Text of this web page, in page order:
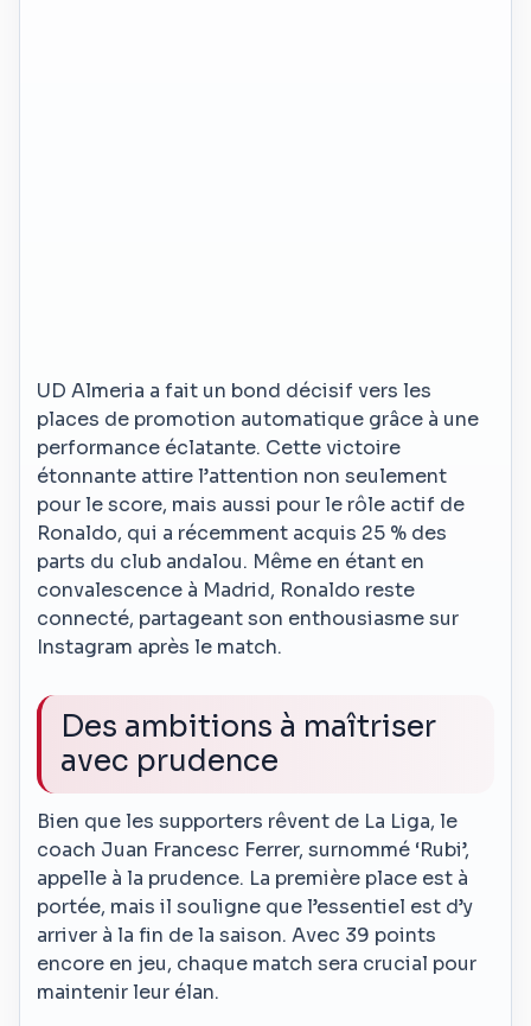
UD Almeria a fait un bond décisif vers les
places de promotion automatique grâce à une
performance éclatante. Cette victoire
étonnante attire l’attention non seulement
pour le score, mais aussi pour le rôle actif de
Ronaldo, qui a récemment acquis 25 % des
parts du club andalou. Même en étant en
convalescence à Madrid, Ronaldo reste
connecté, partageant son enthousiasme sur
Instagram après le match.
Des ambitions à maîtriser
avec prudence
Bien que les supporters rêvent de La Liga, le
coach Juan Francesc Ferrer, surnommé ‘Rubi’,
appelle à la prudence. La première place est à
portée, mais il souligne que l’essentiel est d’y
arriver à la fin de la saison. Avec 39 points
encore en jeu, chaque match sera crucial pour
maintenir leur élan.